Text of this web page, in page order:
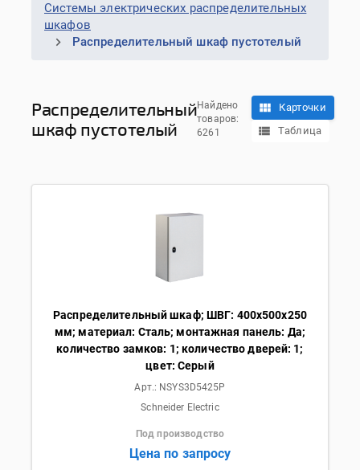
Системы электрических распределительных
шкафов
Распределительный шкаф пустотелый
Распределительный
шкаф пустотелый
Найдено
товаров:
6261
Карточки
Таблица
Распределительный шкаф; ШВГ: 400х500х250
мм; материал: Сталь; монтажная панель: Да;
количество замков: 1; количество дверей: 1;
цвет: Серый
Арт.: NSYS3D5425P
Schneider Electric
Под производство
Цена по запросу